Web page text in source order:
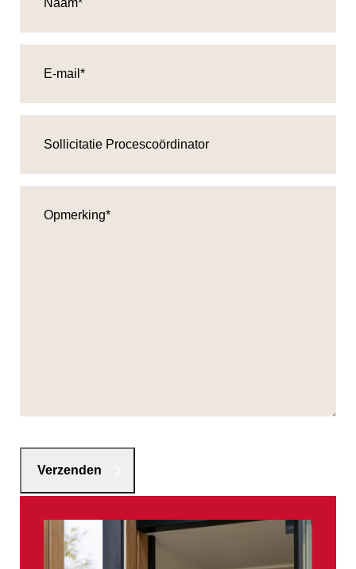
organisatie